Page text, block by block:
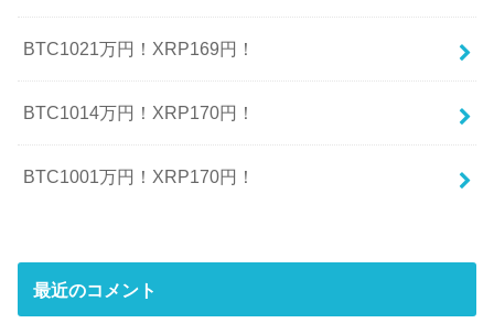
BTC1021万円！XRP169円！
BTC1014万円！XRP170円！
BTC1001万円！XRP170円！
最近のコメント